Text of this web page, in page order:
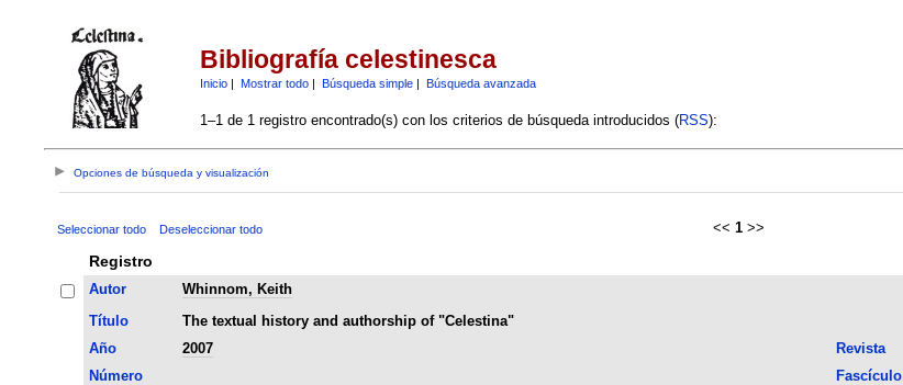
Bibliografía celestinesca
Inicio| Mostrar todo| Búsqueda simple| Búsqueda avanzada
1–1 de 1 registro encontrado(s) con los criterios de búsqueda introducidos (RSS):
Opciones de búsqueda y visualización
Seleccionar todo Deseleccionar todo << 1 >>
Registro
Autor
Whinnom, Keith
Título
The textual history and authorship of "Celestina"
Año
2007 Revista
Número
Fascículo